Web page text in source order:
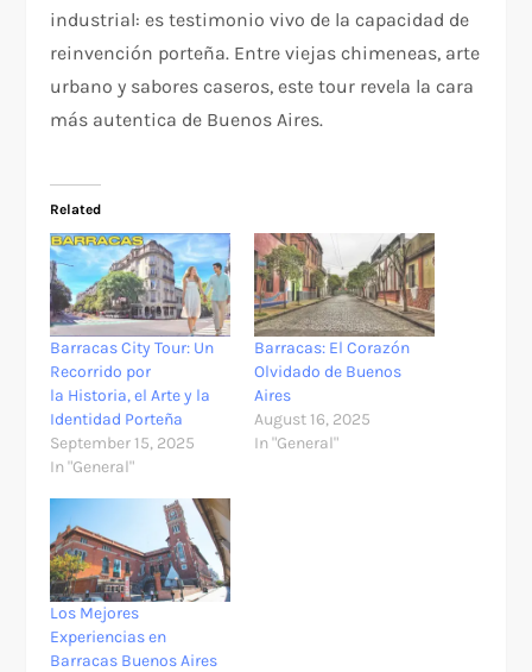
industrial: es testimonio vivo de la capacidad de
reinvención porteña. Entre viejas chimeneas, arte
urbano y sabores caseros, este tour revela la cara
más autentica de Buenos Aires.
Related
Barracas City Tour: Un
Recorrido por
la Historia, el Arte y la
Identidad Porteña
September 15, 2025
In "General"
Barracas: El Corazón
Olvidado de Buenos
Aires
August 16, 2025
In "General"
Los Mejores
Experiencias en
Barracas Buenos Aires